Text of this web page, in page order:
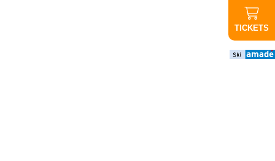
TICKETS